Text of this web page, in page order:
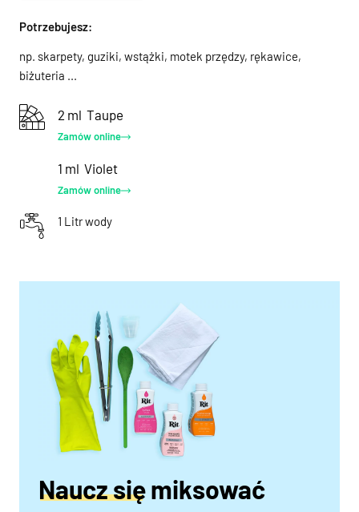
Potrzebujesz:
np. skarpety, guziki, wstążki, motek przędzy, rękawice,
biżuteria ...
2 ml Taupe
Zamów online
1 ml Violet
Zamów online
1 Litr wody
Naucz się miksować